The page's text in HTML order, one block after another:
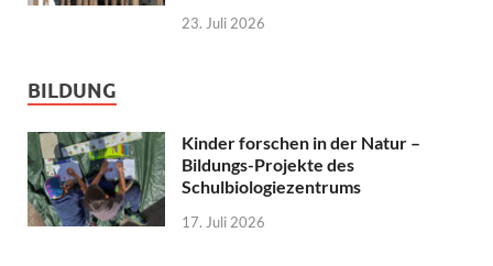
23. Juli 2026
BILDUNG
Kinder forschen in der Natur –
Bildungs-Projekte des
Schulbiologiezentrums
17. Juli 2026